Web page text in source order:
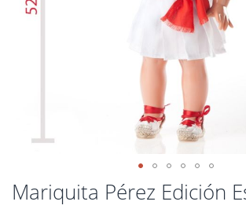
Mariquita Pérez Edición
Saltar
al